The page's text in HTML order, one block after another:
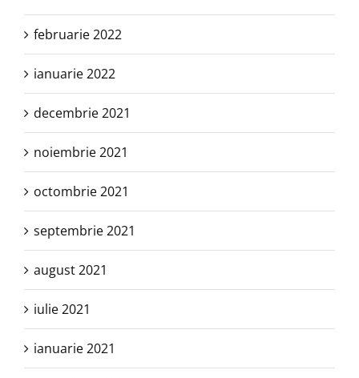
februarie 2022
ianuarie 2022
decembrie 2021
noiembrie 2021
octombrie 2021
septembrie 2021
august 2021
iulie 2021
ianuarie 2021